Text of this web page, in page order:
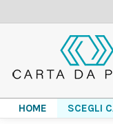
HOME SCEGLI